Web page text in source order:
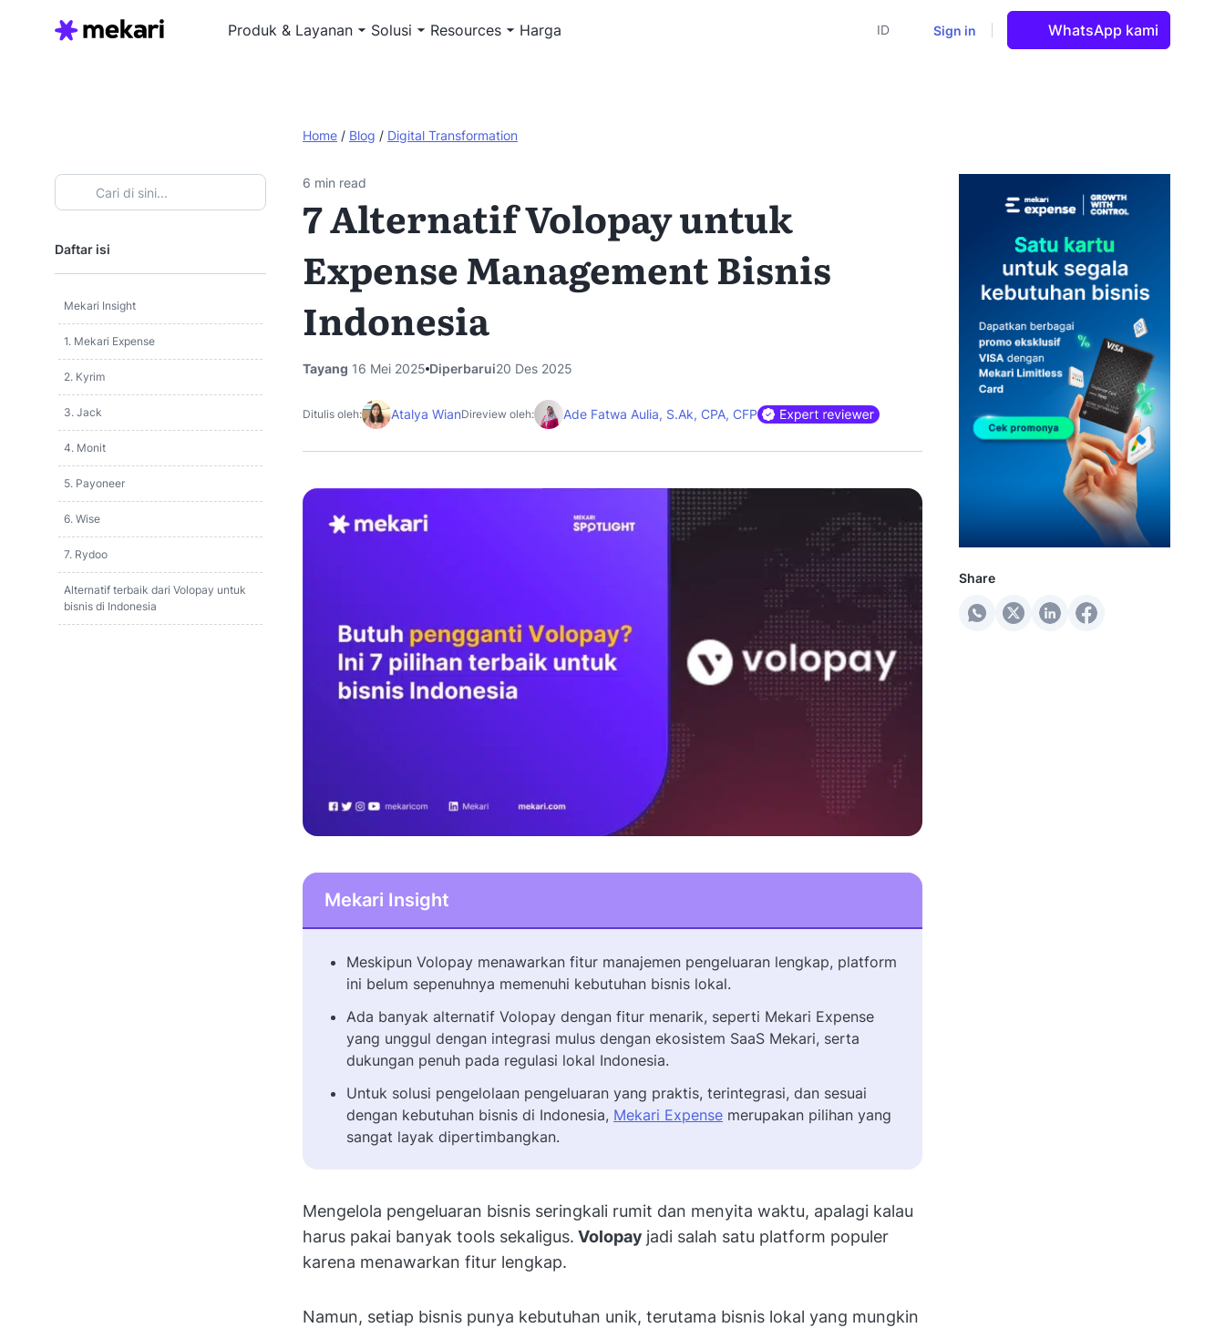
Produk & Layanan Solusi Resources Harga ID Sign in WhatsApp kami
Home / Blog / Digital Transformation
Daftar isi
Mekari Insight
1. Mekari Expense
2. Kyrim
3. Jack
4. Monit
5. Payoneer
6. Wise
7. Rydoo
Alternatif terbaik dari Volopay untuk
bisnis di Indonesia
6 min read
7 Alternatif Volopay untuk
Expense Management Bisnis
Indonesia
Tayang 16 Mei 2025 Diperbarui20 Des 2025
Ditulis oleh: Atalya WianDireview oleh: Ade Fatwa Aulia, S.Ak, CPA, CFP
Mekari Insight
Meskipun Volopay menawarkan fitur manajemen pengeluaran lengkap, platform
ini belum sepenuhnya memenuhi kebutuhan bisnis lokal.
Ada banyak alternatif Volopay dengan fitur menarik, seperti Mekari Expense
yang unggul dengan integrasi mulus dengan ekosistem SaaS Mekari, serta
dukungan penuh pada regulasi lokal Indonesia.
Untuk solusi pengelolaan pengeluaran yang praktis, terintegrasi, dan sesuai
dengan kebutuhan bisnis di Indonesia, Mekari Expense merupakan pilihan yang
sangat layak dipertimbangkan.
Mengelola pengeluaran bisnis seringkali rumit dan menyita waktu, apalagi kalau
harus pakai banyak tools sekaligus. Volopay jadi salah satu platform populer
karena menawarkan fitur lengkap.
Namun, setiap bisnis punya kebutuhan unik, terutama bisnis lokal yang mungkin
Share